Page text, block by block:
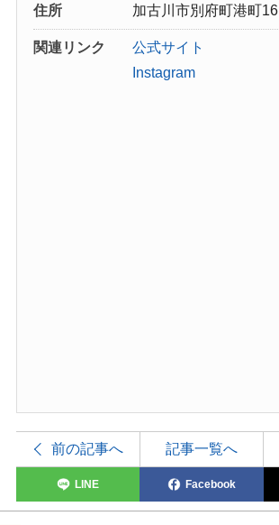
住所 加古川市別府町港町16
関連リンク
公式サイト
Instagram
前の記事へ 記事一覧へ
LINE Facebook